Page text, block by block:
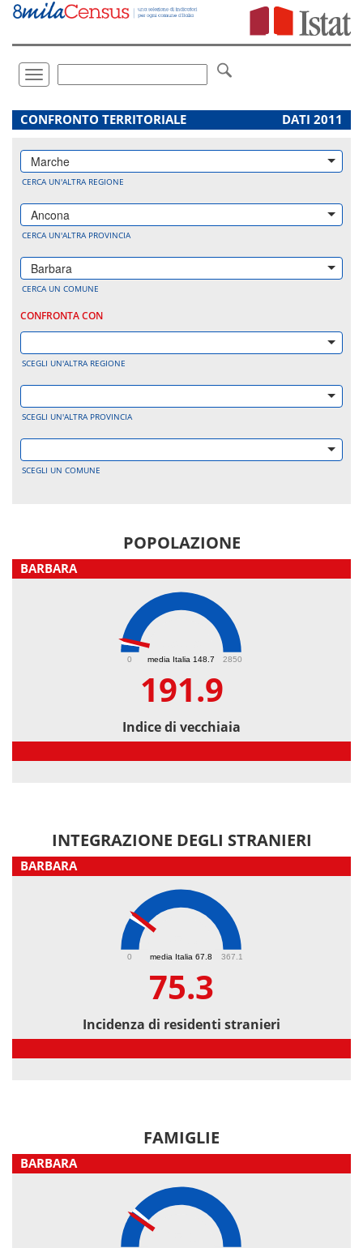
Vai
direttamente
Toggle
navigation
.
CONFRONTO TERRITORIALE DATI 2011
Marche
CERCA UN'ALTRA REGIONE
Ancona
CERCA UN'ALTRA PROVINCIA
Barbara
CERCA UN COMUNE
CONFRONTA CON
SCEGLI UN'ALTRA REGIONE
SCEGLI UN'ALTRA PROVINCIA
SCEGLI UN COMUNE
POPOLAZIONE
BARBARA
media Italia 148.7
0 2850
191.9
Indice di vecchiaia
INTEGRAZIONE DEGLI STRANIERI
BARBARA
media Italia 67.8
0 367.1
75.3
Incidenza di residenti stranieri
FAMIGLIE
BARBARA